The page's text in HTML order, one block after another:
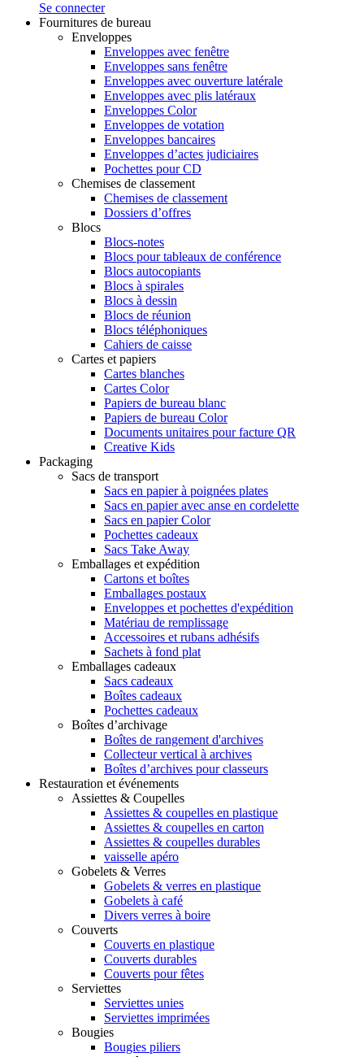
Se connecter
Fournitures de bureau
Enveloppes
Enveloppes avec fenêtre
Enveloppes sans fenêtre
Enveloppes avec ouverture latérale
Enveloppes avec plis latéraux
Enveloppes Color
Enveloppes de votation
Enveloppes bancaires
Enveloppes d’actes judiciaires
Pochettes pour CD
Chemises de classement
Chemises de classement
Dossiers d’offres
Blocs
Blocs-notes
Blocs pour tableaux de conférence
Blocs autocopiants
Blocs à spirales
Blocs à dessin
Blocs de réunion
Blocs téléphoniques
Cahiers de caisse
Cartes et papiers
Cartes blanches
Cartes Color
Papiers de bureau blanc
Papiers de bureau Color
Documents unitaires pour facture QR
Creative Kids
Packaging
Sacs de transport
Sacs en papier à poignées plates
Sacs en papier avec anse en cordelette
Sacs en papier Color
Pochettes cadeaux
Sacs Take Away
Emballages et expédition
Cartons et boîtes
Emballages postaux
Enveloppes et pochettes d'expédition
Matériau de remplissage
Accessoires et rubans adhésifs
Sachets à fond plat
Emballages cadeaux
Sacs cadeaux
Boîtes cadeaux
Pochettes cadeaux
Boîtes d’archivage
Boîtes de rangement d'archives
Collecteur vertical à archives
Boîtes d’archives pour classeurs
Restauration et événements
Assiettes & Coupelles
Assiettes & coupelles en plastique
Assiettes & coupelles en carton
Assiettes & coupelles durables
vaisselle apéro
Gobelets & Verres
Gobelets & verres en plastique
Gobelets à café
Divers verres à boire
Couverts
Couverts en plastique
Couverts durables
Couverts pour fêtes
Serviettes
Serviettes unies
Serviettes imprimées
Bougies
Bougies piliers